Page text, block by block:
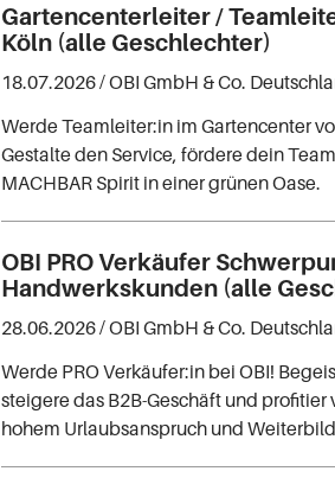
Gartencenterleiter /
Köln (alle Geschlechter)
18.07.2026 /OBI GmbH & Co.
Werde Teamleiter:in im Gartencenter
Gestalte den Service, fördere dein
MACHBAR Spirit in einer grünen Oase.
OBI PRO Verkäufer
Handwerkskunden (alle
28.06.2026 /OBI GmbH & Co.
Werde PRO Verkäufer:in bei OBI!
steigere das B2B-Geschäft und
hohem Urlaubsanspruch und